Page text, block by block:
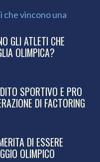
GLI ATLETI CHE
OLIMPICA?
SPORTIVO E PRO
DI FACTORING
DI ESSERE
OLIMPICO